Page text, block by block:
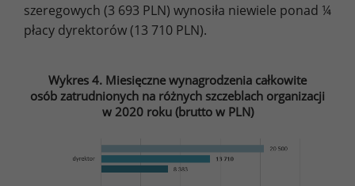
szeregowych (3 693 PLN) wynosiła niewiele ponad ¼
płacy dyrektorów (13 710 PLN).
Wykres 4. Miesięczne wynagrodzenia całkowite
osób zatrudnionych na różnych szczeblach organizacji
w 2020 roku (brutto w PLN)